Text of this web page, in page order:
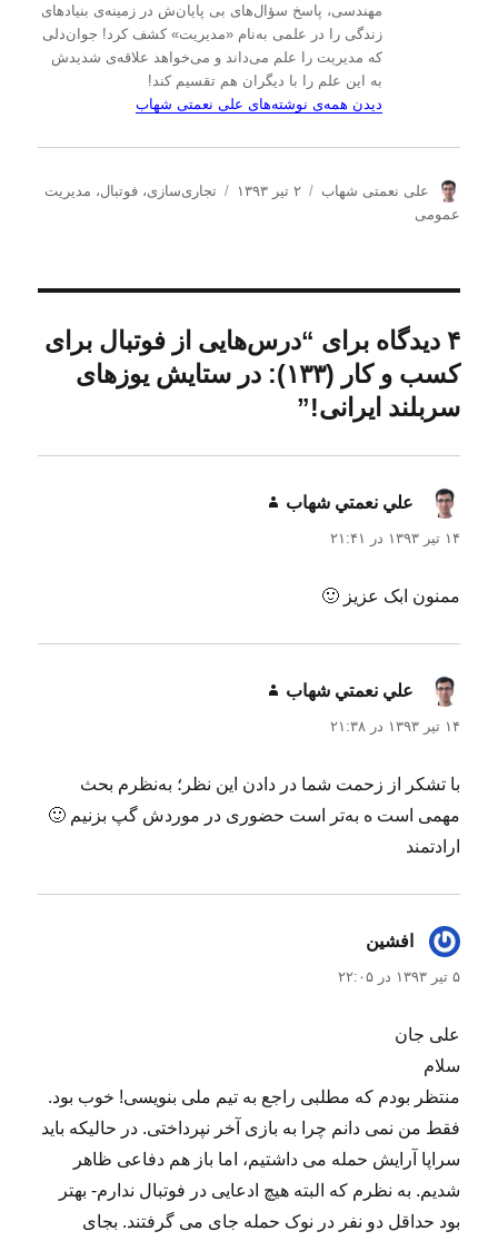
مهندسی، پاسخ سؤال‌های بی پایان‌ش در زمینه‌ی بنیادهای
زندگی را در علمی به‌نام «مدیریت» کشف کرد! جوان‌دلی
که مدیریت را علم می‌داند و می‌خواهد علاقه‌ی شدیدش
به این علم را با دیگران هم تقسیم کند!
دیدن همه‌ی نوشته‌های علی نعمتی شهاب
ن
و
علی نعمتی شهاب
ا
ه
د
ر
۲ تیر ۱۳۹۳
د
تجاری‌سازی،فوتبال، مدیریت
عمومی
۴ دیدگاه برای “درس‌هایی از فوتبال برای
کسب و کار (۱۳۳): در ستایش یوزهای
سربلند ایرانی!”
علي نعمتي شهاب
۱۴ تیر ۱۳۹۳ در ۲۱:۴۱
ممنون ابک عزیز 🙂
علي نعمتي شهاب
۱۴ تیر ۱۳۹۳ در ۲۱:۳۸
با تشکر از زحمت شما در دادن این نظر؛ به‌نظرم بحث
مهمی است ه به‌تر است حضوری در موردش گپ بزنیم 🙂
ارادتمند
افشین
۵ تیر ۱۳۹۳ در ۲۲:۰۵
علی جان
سلام
منتظر بودم که مطلبی راجع به تیم ملی بنویسی! خوب بود.
فقط من نمی دانم چرا به بازی آخر نپرداختی. در حالیکه باید
سراپا آرایش حمله می داشتیم، اما باز هم دفاعی ظاهر
شدیم. به نظرم که البته هیچ ادعایی در فوتبال ندارم- بهتر
بود حداقل دو نفر در نوک حمله جای می گرفتند. بجای